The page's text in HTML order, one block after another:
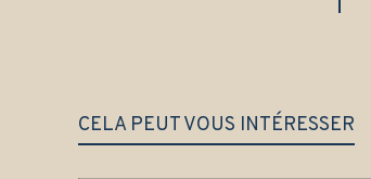
CELA PEUT VOUS INTÉRESSER